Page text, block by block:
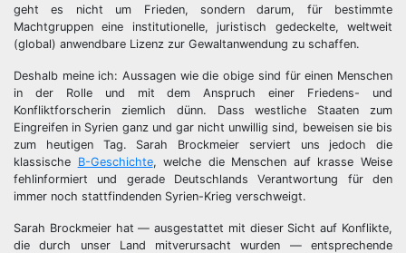
geht es nicht um Frieden, sondern darum, für bestimmte
Machtgruppen eine institutionelle, juristisch gedeckelte, weltweit
(global) anwendbare Lizenz zur Gewaltanwendung zu schaffen.
Deshalb meine ich: Aussagen wie die obige sind für einen Menschen
in der Rolle und mit dem Anspruch einer Friedens- und
Konfliktforscherin ziemlich dünn. Dass westliche Staaten zum
Eingreifen in Syrien ganz und gar nicht unwillig sind, beweisen sie bis
zum heutigen Tag. Sarah Brockmeier serviert uns jedoch die
klassische B-Geschichte, welche die Menschen auf krasse Weise
fehlinformiert und gerade Deutschlands Verantwortung für den
immer noch stattfindenden Syrien-Krieg verschweigt.
Sarah Brockmeier hat — ausgestattet mit dieser Sicht auf Konflikte,
die durch unser Land mitverursacht wurden — entsprechende